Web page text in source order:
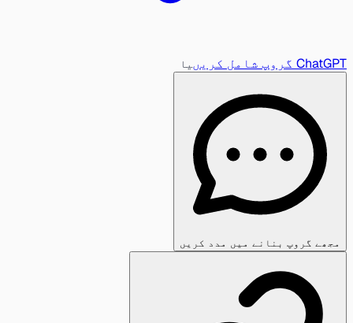
ChatGPT گروپ شامل کریں یا
مجھے گروپ بنانے میں مدد کریں